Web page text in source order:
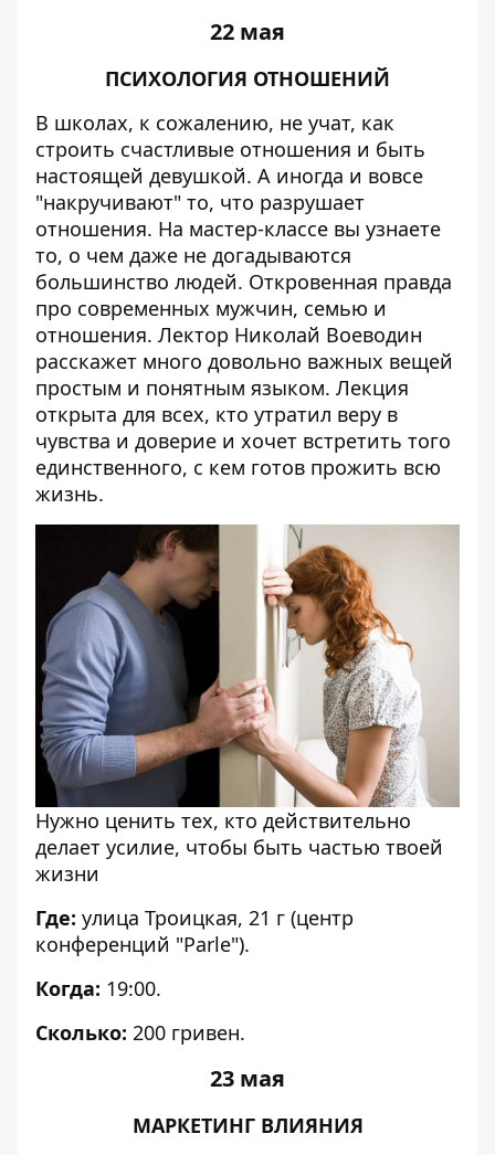
22 мая
ПСИХОЛОГИЯ ОТНОШЕНИЙ
В школах, к сожалению, не учат, как
строить счастливые отношения и быть
настоящей девушкой. А иногда и вовсе
"накручивают" то, что разрушает
отношения. На мастер-классе вы узнаете
то, о чем даже не догадываются
большинство людей. Откровенная правда
про современных мужчин, семью и
отношения. Лектор Николай Воеводин
расскажет много довольно важных вещей
простым и понятным языком. Лекция
открыта для всех, кто утратил веру в
чувства и доверие и хочет встретить того
единственного, с кем готов прожить всю
жизнь.
Нужно ценить тех, кто действительно
делает усилие, чтобы быть частью твоей
жизни
Где: улица Троицкая, 21 г (центр
конференций "Parle").
Когда: 19:00.
Сколько: 200 гривен.
23 мая
МАРКЕТИНГ ВЛИЯНИЯ